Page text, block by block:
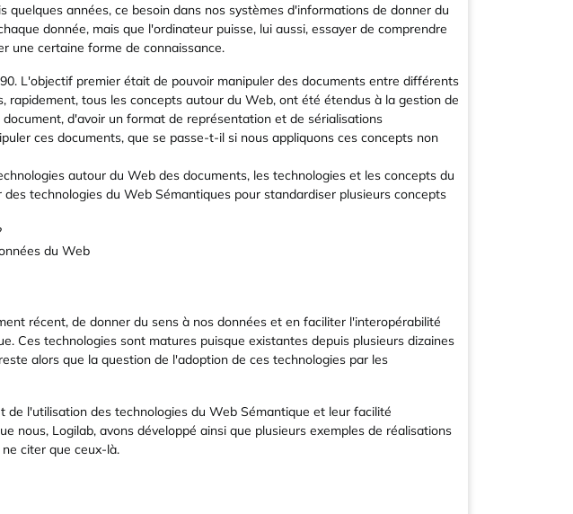
années, ce besoin dans nos systèmes d'informations de donner du
donnée, mais que l'ordinateur puisse, lui aussi, essayer de comprendre
une certaine forme de connaissance.
L'objectif premier était de pouvoir manipuler des documents entre différents
tous les concepts autour du Web, ont été étendus à la gestion de
d'avoir un format de représentation et de sérialisations
ces documents, que se passe-t-il si nous appliquons ces concepts non
autour du Web des documents, les technologies et les concepts du
technologies du Web Sémantiques pour standardiser plusieurs concepts
du Web
récent, de donner du sens à nos données et en faciliter l'interopérabilité
Ces technologies sont matures puisque existantes depuis plusieurs dizaines
alors que la question de l'adoption de ces technologies par les
l'utilisation des technologies du Web Sémantique et leur facilité
nous, Logilab, avons développé ainsi que plusieurs exemples de réalisations
citer que ceux-là.